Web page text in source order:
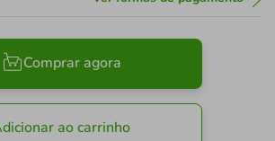
Comprar agora
ao carrinho